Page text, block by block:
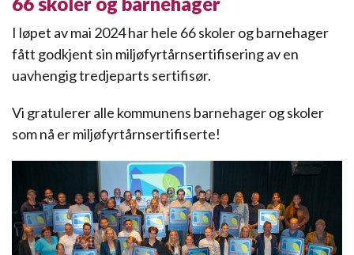
I løpet av mai 2024 har hele 66 skoler og barnehager
fått godkjent sin miljøfyrtårnsertifisering av en
uavhengig tredjeparts sertifisør.
Vi gratulerer alle kommunens barnehager og skoler
som nå er miljøfyrtårnsertifiserte!